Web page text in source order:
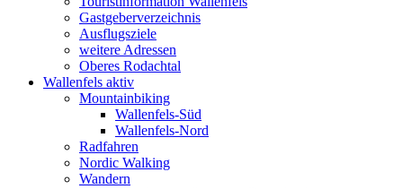
Gastgeberverzeichnis
Ausflugsziele
weitere Adressen
Oberes Rodachtal
Wallenfels aktiv
Mountainbiking
Wallenfels-Süd
Wallenfels-Nord
Radfahren
Nordic Walking
Wandern